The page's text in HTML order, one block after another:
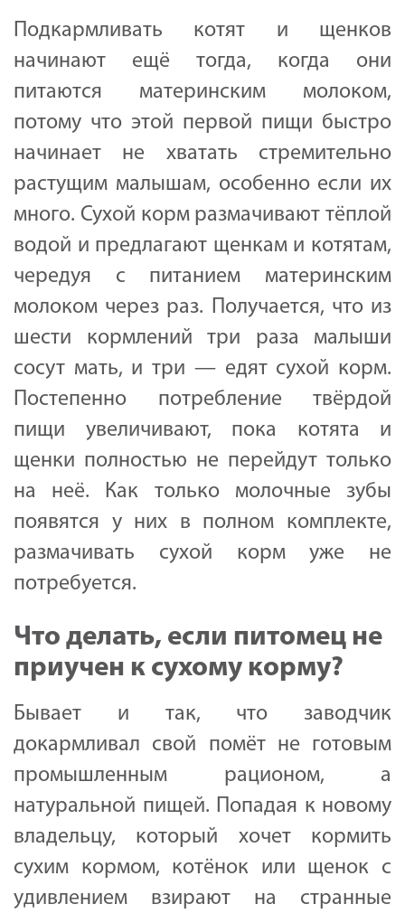
Подкармливать котят и щенков
начинают ещё тогда, когда они
питаются материнским молоком,
потому что этой первой пищи быстро
начинает не хватать стремительно
растущим малышам, особенно если их
много. Сухой корм размачивают тёплой
водой и предлагают щенкам и котятам,
чередуя с питанием материнским
молоком через раз. Получается, что из
шести кормлений три раза малыши
сосут мать, и три — едят сухой корм.
Постепенно потребление твёрдой
пищи увеличивают, пока котята и
щенки полностью не перейдут только
на неё. Как только молочные зубы
появятся у них в полном комплекте,
размачивать сухой корм уже не
потребуется.
Что делать, если питомец не
приучен к сухому корму?
Бывает и так, что заводчик
докармливал свой помёт не готовым
промышленным рационом, а
натуральной пищей. Попадая к новому
владельцу, который хочет кормить
сухим кормом, котёнок или щенок с
удивлением взирают на странные